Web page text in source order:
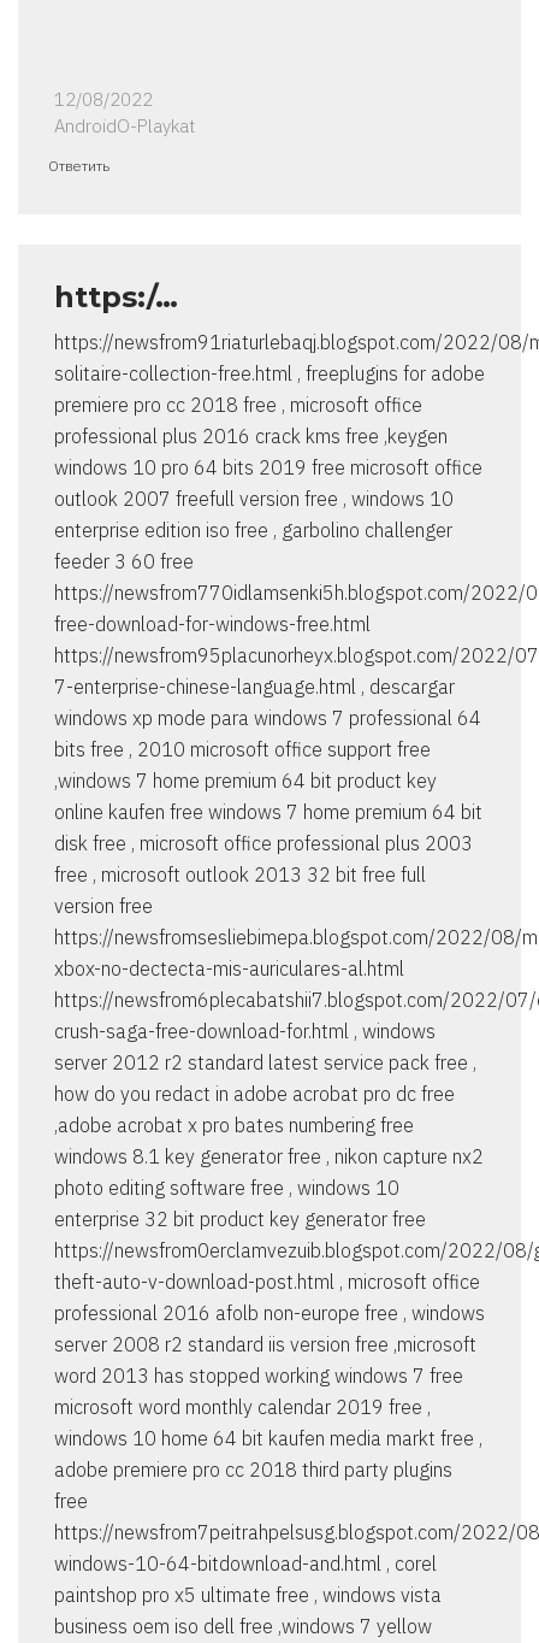
12/08/2022
AndroidO-Playkat
Ответить
https:/…
https://newsfrom91riaturlebaqj.blogspot.com/2022/08/
solitaire-collection-free.html , freeplugins for adobe
premiere pro cc 2018 free , microsoft office
professional plus 2016 crack kms free ,keygen
windows 10 pro 64 bits 2019 free microsoft office
outlook 2007 freefull version free , windows 10
enterprise edition iso free , garbolino challenger
feeder 3 60 free
https://newsfrom770idlamsenki5h.blogspot.com/2022/
free-download-for-windows-free.html
https://newsfrom95placunorheyx.blogspot.com/2022/
7-enterprise-chinese-language.html , descargar
windows xp mode para windows 7 professional 64
bits free , 2010 microsoft office support free
,windows 7 home premium 64 bit product key
online kaufen free windows 7 home premium 64 bit
disk free , microsoft office professional plus 2003
free , microsoft outlook 2013 32 bit free full
version free
https://newsfromsesliebimepa.blogspot.com/2022/08/
xbox-no-dectecta-mis-auriculares-al.html
https://newsfrom6plecabatshii7.blogspot.com/2022/
crush-saga-free-download-for.html , windows
server 2012 r2 standard latest service pack free ,
how do you redact in adobe acrobat pro dc free
,adobe acrobat x pro bates numbering free
windows 8.1 key generator free , nikon capture nx2
photo editing software free , windows 10
enterprise 32 bit product key generator free
https://newsfrom0erclamvezuib.blogspot.com/2022/08/
theft-auto-v-download-post.html , microsoft office
professional 2016 afolb non-europe free , windows
server 2008 r2 standard iis version free ,microsoft
word 2013 has stopped working windows 7 free
microsoft word monthly calendar 2019 free ,
windows 10 home 64 bit kaufen media markt free ,
adobe premiere pro cc 2018 third party plugins
free
https://newsfrom7peitrahpelsusg.blogspot.com/2022/
windows-10-64-bitdownload-and.html , corel
paintshop pro x5 ultimate free , windows vista
business oem iso dell free ,windows 7 yellow